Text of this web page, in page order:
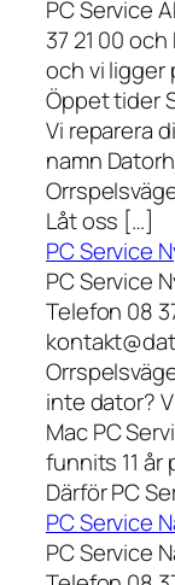
PC Service
37 21 00
och vi ligger
Öppet tider
Vi reparera
namn
Låt oss […]
PC Service
PC Service
Telefon 08
inte dator?
Mac PC
funnits 11 år
Därför PC
PC Service
PC Service